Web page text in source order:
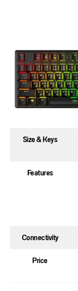
Size & Keys
Features
Connectivity
Price